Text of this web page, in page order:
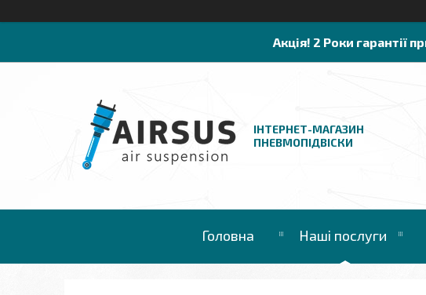
Акція! 2 Роки гарантії
ІНТЕРНЕТ-МАГАЗИН
ПНЕВМОПІДВІСКИ
Головна Наші послуги